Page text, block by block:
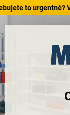
urgentně?